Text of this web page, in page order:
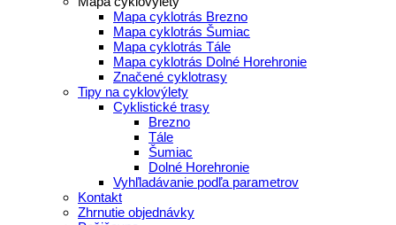
Mapa cyklotrás Brezno
Mapa cyklotrás Šumiac
Mapa cyklotrás Tále
Mapa cyklotrás Dolné Horehronie
Značené cyklotrasy
Tipy na cyklovýlety
Cyklistické trasy
Brezno
Tále
Šumiac
Dolné Horehronie
Vyhľladávanie podľa parametrov
Kontakt
Zhrnutie objednávky